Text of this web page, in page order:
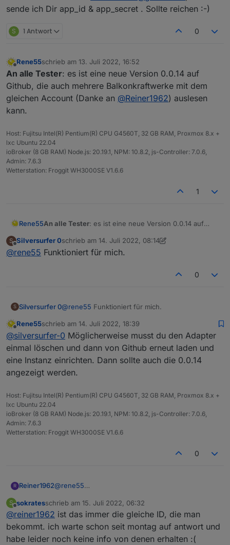
sende ich Dir app_id & app_secret . Sollte reichen :-)
S 1 Antwort 0
Offline
Rene55schrieb am 13. Juli 2022, 16:52
zuletzt editiert von
An alle Tester: es ist eine neue Version 0.0.14 auf
Github, die auch mehrere Balkonkraftwerke mit dem
gleichen Account (Danke an @Reiner1962) auslesen
kann.
Host: Fujitsu Intel(R) Pentium(R) CPU G4560T, 32 GB RAM, Proxmox 8.x +
lxc Ubuntu 22.04
ioBroker (8 GB RAM) Node.js: 20.19.1, NPM: 10.8.2, js-Controller: 7.0.6,
Admin: 7.6.3
Wetterstation: Froggit WH3000SE V1.6.6
1
Rene55An alle Tester: es ist eine neue Version 0.0.14 auf
gleichen Account (Danke an@ Reiner1962
kann.
S
Offline
Silversurfer 0schrieb am 14. Juli 2022, 08:14
zuletzt editiert von Silversurfer 0
@rene55 Funktioniert für mich.
0
S Silversurfer 0@rene55 Funktioniert für mich.
Offline
Rene55schrieb am 14. Juli 2022, 18:39
zuletzt editiert von
@silversurfer-0 Möglicherweise musst du den Adapter
einmal löschen und dann von Github erneut laden und
eine Instanz einrichten. Dann sollte auch die 0.0.14
angezeigt werden.
Host: Fujitsu Intel(R) Pentium(R) CPU G4560T, 32 GB RAM, Proxmox 8.x +
lxc Ubuntu 22.04
ioBroker (8 GB RAM) Node.js: 20.19.1, NPM: 10.8.2, js-Controller: 7.0.6,
Admin: 7.6.3
Wetterstation: Froggit WH3000SE V1.6.6
0
R Reiner1962@rene55
dann sende ich Dir app_id & app_secret . Sollte
reichen :-)
S
Offline
sokratesschrieb am 15. Juli 2022, 06:32
zuletzt editiert von
@reiner1962 ist das immer die gleiche ID, die man
bekommt. ich warte schon seit montag auf antwort und
habe leider noch keine info von denen erhalten :(